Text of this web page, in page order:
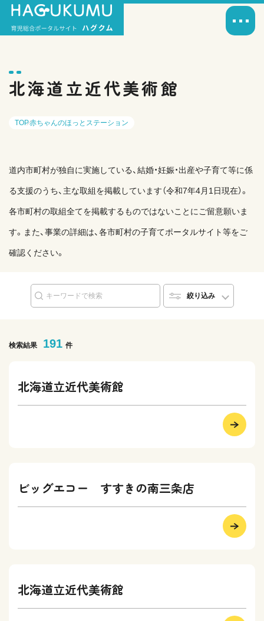
北海道立近代美術館
TOP赤ちゃんのほっとステーション
道内市町村が独自に実施している、結婚・妊娠・出産や子育て等に係
る支援のうち、主な取組を掲載しています（令和7年4月1日現在）。
各市町村の取組全てを掲載するものではないことにご留意願いま
す。また、事業の詳細は、各市町村の子育てポータルサイト等をご
確認ください。
絞り込み
検索結果 191 件
北海道立近代美術館
ビッグエコー すすきの南三条店
北海道立近代美術館